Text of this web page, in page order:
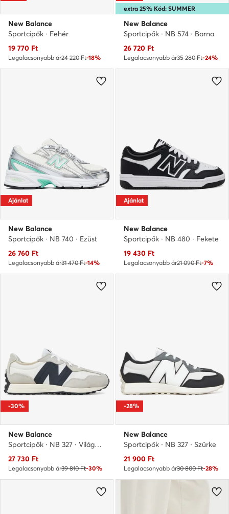
New Balance
Sportcipők · Fehér
Aktuális ár
19 770 Ft
Legalacsonyabb ár24 220 Ft-18%
extra 25% Kód: SUMMER
New Balance
Sportcipők · NB 574 · Barna
Aktuális ár
26 720 Ft
Legalacsonyabb ár35 280 Ft-24%
Ajánlat
New Balance
Sportcipők · NB 740 · Ezüst
Aktuális ár
26 760 Ft
Legalacsonyabb ár31 470 Ft-14%
Ajánlat
New Balance
Sportcipők · NB 480 · Fekete
Aktuális ár
19 430 Ft
Legalacsonyabb ár21 090 Ft-7%
-30%
New Balance
Sportcipők · NB 327 · Világosszürke
Aktuális ár
27 730 Ft
Legalacsonyabb ár39 810 Ft-30%
-28%
New Balance
Sportcipők · NB 327 · Szürke
Aktuális ár
21 900 Ft
Legalacsonyabb ár30 800 Ft-28%